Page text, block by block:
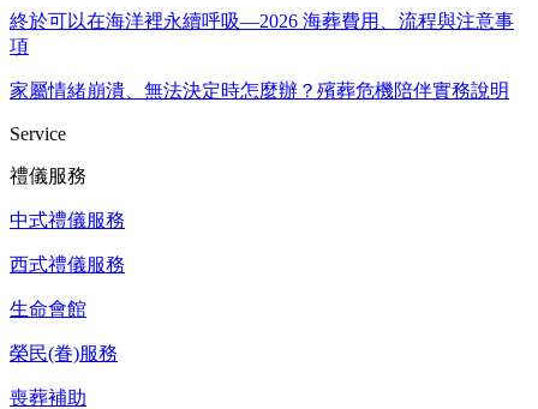
終於可以在海洋裡永續呼吸—2026 海葬費用、流程與注意事
項
家屬情緒崩潰、無法決定時怎麼辦？殯葬危機陪伴實務說明
Service
禮儀服務
中式禮儀服務
西式禮儀服務
生命會館
榮民(眷)服務
喪葬補助